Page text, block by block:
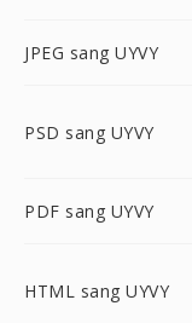
JPEG sang UYVY
PSD sang UYVY
PDF sang UYVY
HTML sang UYVY